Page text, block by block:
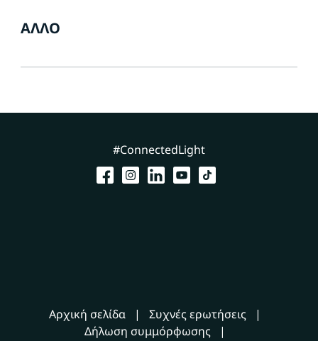
ΆΛΛΟ
#ConnectedLight
Αρχική σελίδα
Συχνές ερωτήσεις
Δήλωση συμμόρφωσης